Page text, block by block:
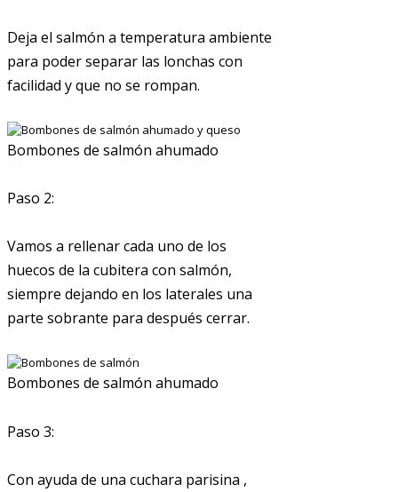
Deja el salmón a temperatura ambiente
para poder separar las lonchas con
facilidad y que no se rompan.
Bombones de salmón ahumado
Paso 2:
Vamos a rellenar cada uno de los
huecos de la cubitera con salmón,
siempre dejando en los laterales una
parte sobrante para después cerrar.
Bombones de salmón ahumado
Paso 3:
Con ayuda de una cuchara parisina ,